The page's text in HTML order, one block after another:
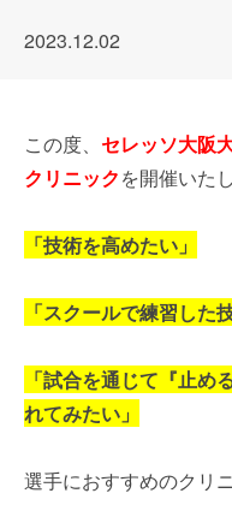
2023.12.02
この度、 セレッソ大阪
クリニックを開催いた
「技術を高めたい」
「スクールで練習した
「試合を通じて『止め
れてみたい」
選手におすすめのクリ